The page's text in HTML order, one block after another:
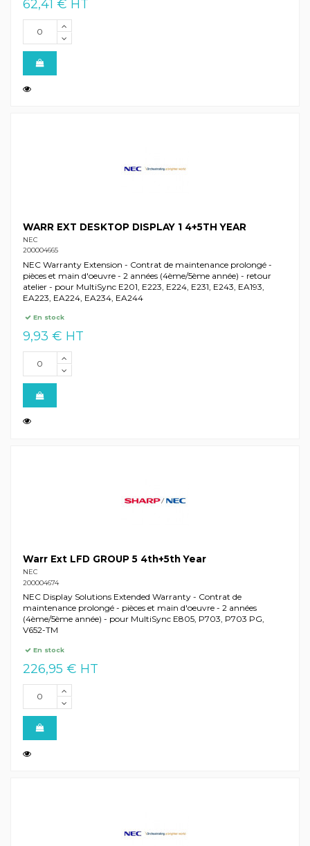
62,41 € HT
WARR EXT DESKTOP DISPLAY 1 4+5TH YEAR
NEC
200004665
NEC Warranty Extension - Contrat de maintenance prolongé -
pièces et main d'oeuvre - 2 années (4ème/5ème année) - retour
atelier - pour MultiSync E201, E223, E224, E231, E243, EA193,
EA223, EA224, EA234, EA244
En stock
9,93 € HT
Warr Ext LFD GROUP 5 4th+5th Year
NEC
200004674
NEC Display Solutions Extended Warranty - Contrat de
maintenance prolongé - pièces et main d'oeuvre - 2 années
(4ème/5ème année) - pour MultiSync E805, P703, P703 PG,
V652-TM
En stock
226,95 € HT